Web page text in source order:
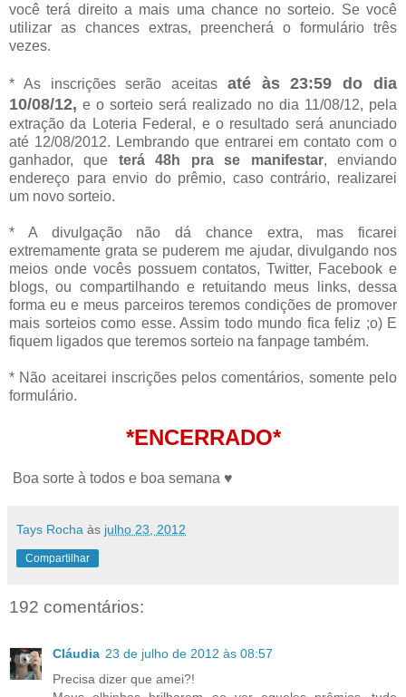
você terá direito a mais uma chance no sorteio. Se você
utilizar as chances extras, preencherá o formulário três
vezes.
* As inscrições serão aceitas até às 23:59 do dia
10/08/12, e o sorteio será realizado no dia 11/08/12, pela
extração da Loteria Federal, e o resultado será anunciado
até 12/08/2012. Lembrando que entrarei em contato com o
ganhador, que terá 48h pra se manifestar, enviando
endereço para envio do prêmio, caso contrário, realizarei
um novo sorteio.
* A divulgação não dá chance extra, mas ficarei
extremamente grata se puderem me ajudar, divulgando nos
meios onde vocês possuem contatos, Twitter, Facebook e
blogs, ou compartilhando e retuitando meus links, dessa
forma eu e meus parceiros teremos condições de promover
mais sorteios como esse. Assim todo mundo fica feliz ;o) E
fiquem ligados que teremos sorteio na fanpage também.
* Não aceitarei inscrições pelos comentários, somente pelo
formulário.
*ENCERRADO*
Boa sorte à todos e boa semana ♥
Tays Rocha às julho 23, 2012
Compartilhar
192 comentários:
Cláudia 23 de julho de 2012 às 08:57
Precisa dizer que amei?!